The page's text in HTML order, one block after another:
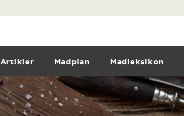
Artikler Madplan Madleksikon